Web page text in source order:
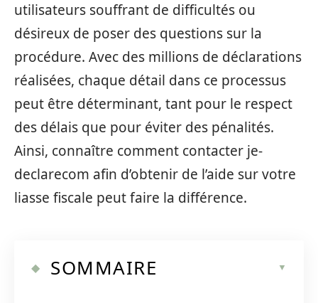
utilisateurs souffrant de difficultés ou
désireux de poser des questions sur la
procédure. Avec des millions de déclarations
réalisées, chaque détail dans ce processus
peut être déterminant, tant pour le respect
des délais que pour éviter des pénalités.
Ainsi, connaître comment contacter je-
declarecom afin d’obtenir de l’aide sur votre
liasse fiscale peut faire la différence.
SOMMAIRE